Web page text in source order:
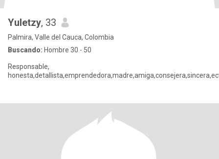
Yuletzy, 33
Palmira, Valle del Cauca, Colombia
Buscando: Hombre 30 - 50
Responsable,